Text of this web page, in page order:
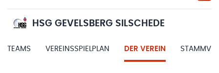
HSG GEVELSBERG SILSCHEDE
TEAMS VEREINSSPIELPLAN DER VEREIN